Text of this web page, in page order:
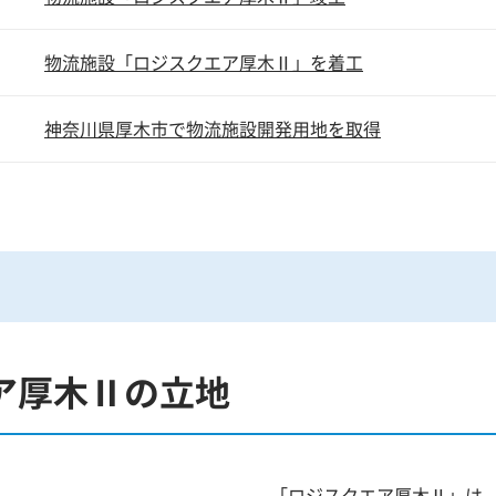
物流施設「ロジスクエア厚木Ⅱ」を着工
神奈川県厚木市で物流施設開発用地を取得
厚木Ⅱの立地